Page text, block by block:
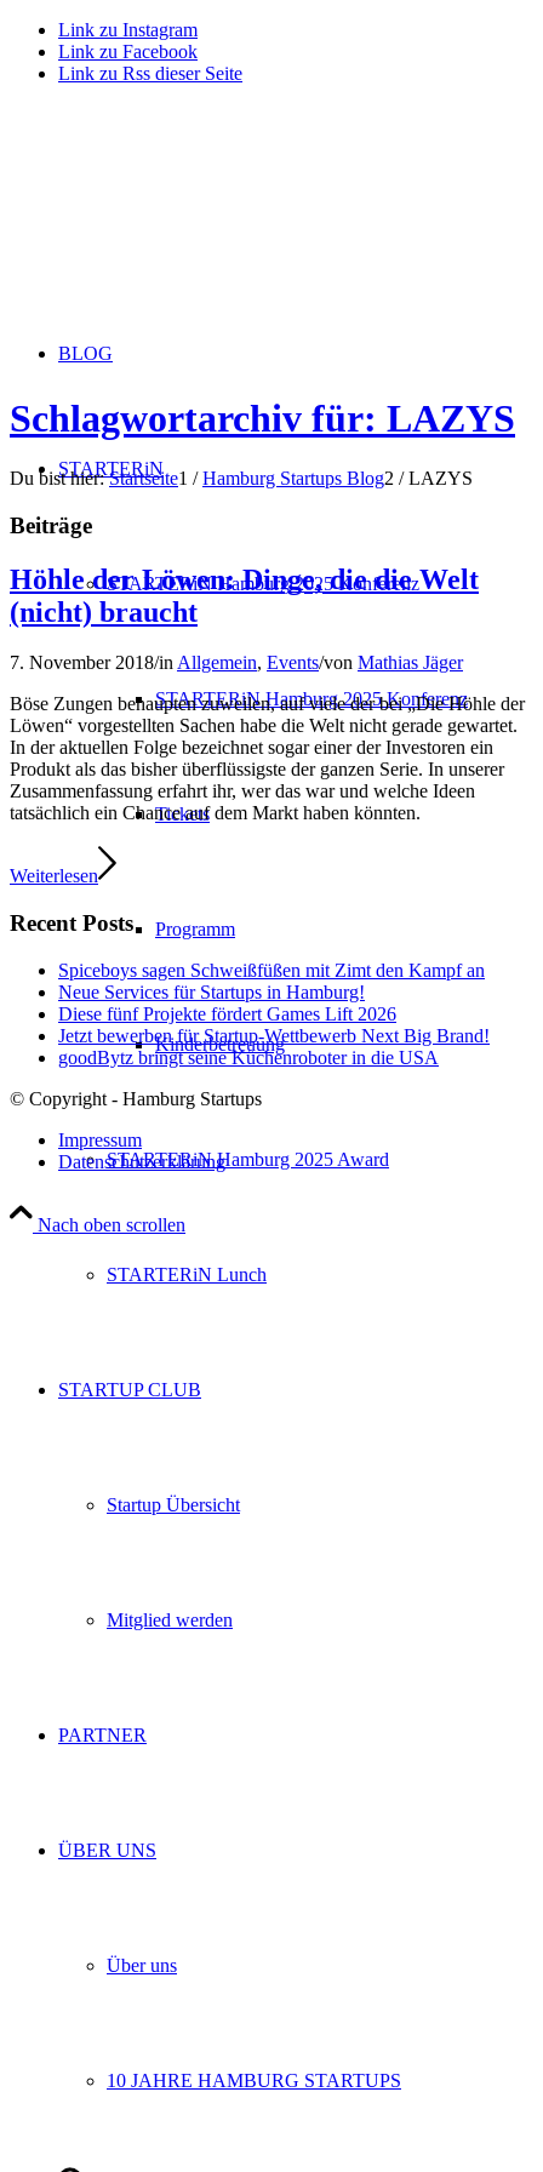
Link zu Instagram
Link zu Facebook
Link zu Rss dieser Seite
BLOG
STARTERiN
STARTERiN Hamburg 2025 Konferenz
STARTERiN Hamburg 2025 Konferenz
Tickets
Programm
Kinderbetreuung
STARTERiN Hamburg 2025 Award
STARTERiN Lunch
STARTUP CLUB
Startup Übersicht
Mitglied werden
PARTNER
ÜBER UNS
Über uns
10 JAHRE HAMBURG STARTUPS
Schlagwortarchiv für: LAZYS
Du bist hier: Startseite1 / Hamburg Startups Blog2 / LAZYS
Beiträge
Höhle der Löwen: Dinge, die die Welt
(nicht) braucht
7. November 2018/inAllgemein, Events/von Mathias Jäger
Böse Zungen behaupten zuweilen, auf viele der bei „Die Höhle der
Löwen“ vorgestellten Sachen habe die Welt nicht gerade gewartet.
In der aktuellen Folge bezeichnet sogar einer der Investoren ein
Produkt als das bisher überflüssigste der ganzen Serie. In unserer
Zusammenfassung erfahrt ihr, wer das war und welche Ideen
tatsächlich ein Chance auf dem Markt haben könnten.
Weiterlesen
Recent Posts
Spiceboys sagen Schweißfüßen mit Zimt den Kampf an
Neue Services für Startups in Hamburg!
Diese fünf Projekte fördert Games Lift 2026
Jetzt bewerben für Startup-Wettbewerb Next Big Brand!
goodBytz bringt seine Küchenroboter in die USA
© Copyright - Hamburg Startups
Impressum
Datenschutzerklärung
Nach oben scrollen